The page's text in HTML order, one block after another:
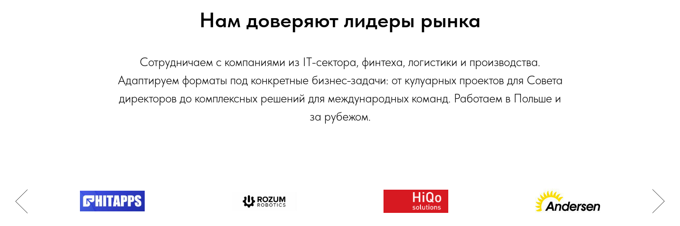
Сотрудничаем с компаниями из IT-сектора, финтеха, логистики и производства.
Адаптируем форматы под конкретные бизнес-задачи: от кулуарных проектов для Совета